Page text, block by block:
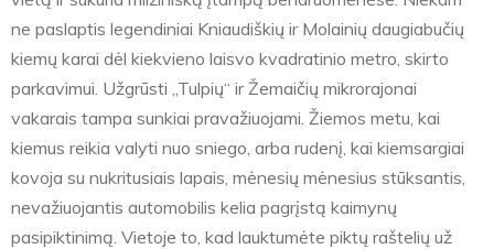
ne paslaptis legendiniai Kniaudiškių ir Molainių daugiabučių
kiemų karai dėl kiekvieno laisvo kvadratinio metro, skirto
parkavimui. Užgrūsti „Tulpių“ ir Žemaičių mikrorajonai
vakarais tampa sunkiai pravažiuojami. Žiemos metu, kai
kiemus reikia valyti nuo sniego, arba rudenį, kai kiemsargiai
kovoja su nukritusiais lapais, mėnesių mėnesius stūksantis,
nevažiuojantis automobilis kelia pagrįstą kaimynų
pasipiktinimą. Vietoje to, kad lauktumėte piktų raštelių už